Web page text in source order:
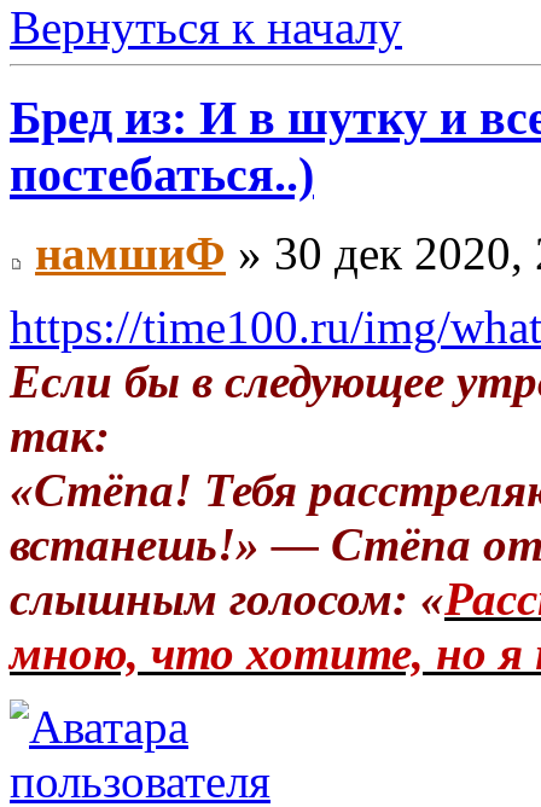
Вернуться к началу
Бред из: И в шутку и
постебаться..)
намшиФ » 30 дек 2020,
https://time100.ru/img/
Если бы в следующее
так:
«Стёпа! Тебя
встанешь!» — Стёпа
слышным голосом: «
мною, что хотите, но я